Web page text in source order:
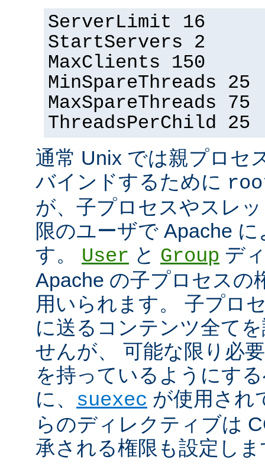
ServerLimit 16
StartServers 2
MaxClients 150
MinSpareThreads 25
MaxSpareThreads 75
ThreadsPerChild 25
通常 Unix では親プロセ
バインドするために
が、子プロセスやスレ
限のユーザで Apache
す。 User と Group デ
Apache の子プロセスの
用いられます。 子プロ
に送るコンテンツ全て
せんが、 可能な限り必
を持っているようにす
に、 suexec が使用され
らのディレクティブは
承される権限も設定し